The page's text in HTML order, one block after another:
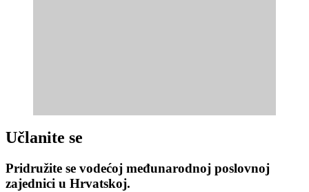
Učlanite se
Pridružite se vodećoj međunarodnoj poslovnoj
zajednici u Hrvatskoj.